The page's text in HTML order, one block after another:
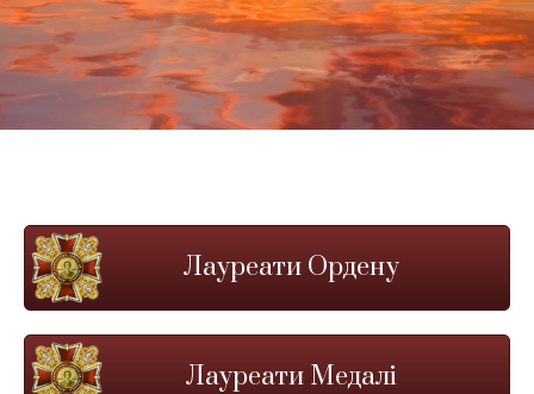
Лауреати Ордену
Лауреати Медалі